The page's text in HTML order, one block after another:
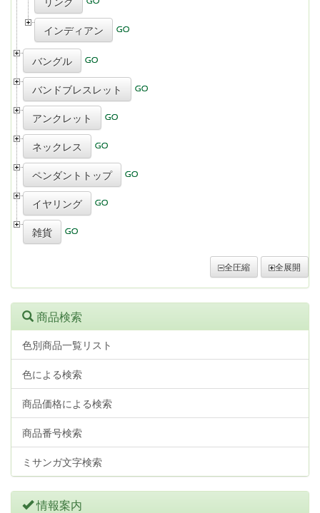
インディアン
バングル
バンドブレスレット
アンクレット
ネックレス
ペンダントトップ
イヤリング
雑貨
全圧縮 全展開
商品検索
色別商品一覧リスト
色による検索
商品価格による検索
商品番号検索
ミサンガ文字検索
情報案内